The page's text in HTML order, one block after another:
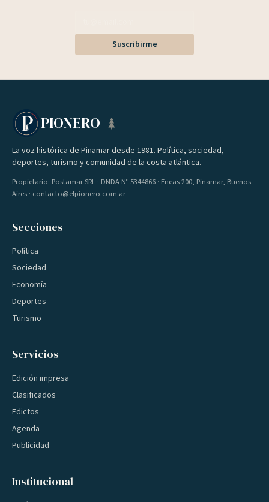
Suscribirme
PIONERO
La voz histórica de Pinamar desde 1981. Política, sociedad,
deportes, turismo y comunidad de la costa atlántica.
Propietario: Postamar SRL · DNDA Nº 5344866 · Eneas 200, Pinamar, Buenos
Aires · contacto@elpionero.com.ar
Secciones
Política
Sociedad
Economía
Deportes
Turismo
Servicios
Edición impresa
Clasificados
Edictos
Agenda
Publicidad
Institucional